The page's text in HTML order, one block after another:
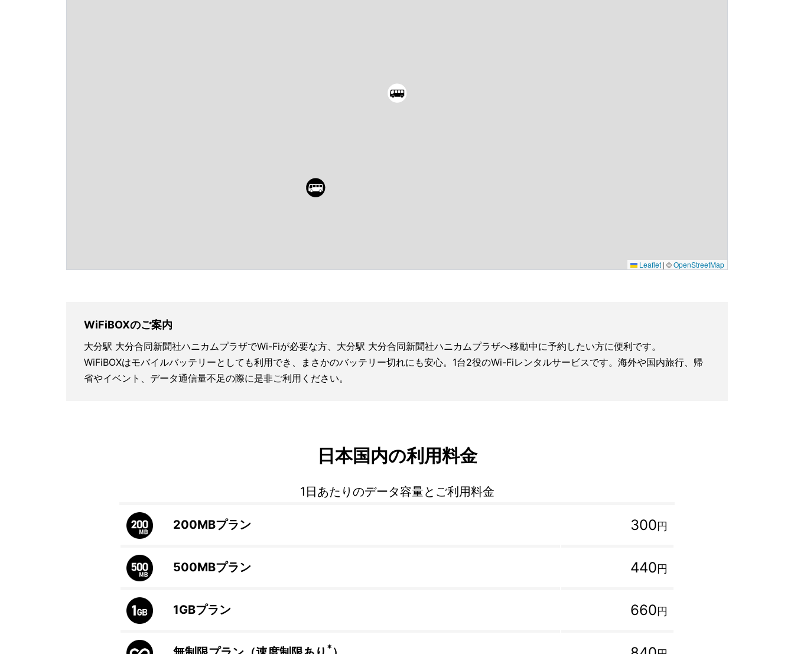
Leaflet | ©OpenStreetMap
WiFiBOXのご案内
大分駅 大分合同新聞社ハニカムプラザでWi-Fiが必要な方、大分駅 大分合同新聞社ハニカムプラザへ移動中に予約したい方に便利です。
WiFiBOXはモバイルバッテリーとしても利用でき、まさかのバッテリー切れにも安心。1台2役のWi-Fiレンタルサービスです。海外や国内旅行、帰
省やイベント、データ通信量不足の際に是非ご利用ください。
日本国内の利用料金
1日あたりのデータ容量とご利用料金
200MBプラン 300円
500MBプラン 440円
1GBプラン 660円
*